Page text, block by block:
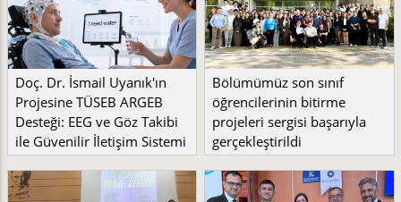
Doç. Dr. İsmail Uyanık'ın
Projesine TÜSEB ARGEB
Desteği: EEG ve Göz Takibi
ile Güvenilir İletişim Sistemi
Bölümümüz son sınıf
öğrencilerinin bitirme
projeleri sergisi başarıyla
gerçekleştirildi